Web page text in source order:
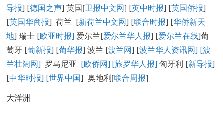
导报] [德国之声] 英国[卫报中文网] [英中时报] [英国侨报]
[英国华商报] 荷兰 [新荷兰中文网] [联合时报] [华侨新天
地] 瑞士 [欧亚时报] 爱尔兰[爱尔兰华人报] [爱尔兰在线]葡
萄牙 [葡新报] [葡华报] 波兰 [波兰网] [波兰华人资讯网] [波
兰壮阔网] 罗马尼亚 [欧侨网] [旅罗华人报] 匈牙利 [新导报]
[中华时报] [世界中国] 奥地利[联合周报]
大洋洲